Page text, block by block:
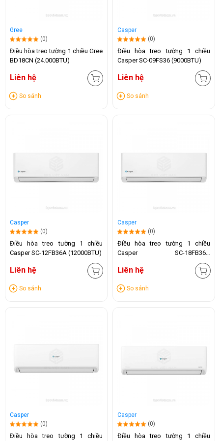
Gree
(0)
Điều hòa treo tường 1 chiều Gree
BD18CN (24.000BTU)
Liên hệ
So sánh
Casper
(0)
Điều hòa treo tường 1 chiều
Casper SC-09FS36 (9000BTU)
Liên hệ
So sánh
Casper
(0)
Điều hòa treo tường 1 chiều
Casper SC-12FB36A (12000BTU)
Liên hệ
So sánh
Casper
(0)
Điều hòa treo tường 1 chiều
Casper SC-18FB36A
Liên hệ
So sánh
Casper
(0)
Điều hòa treo tường 1 chiều
Casper
(0)
Điều hòa treo tường 1 chiều